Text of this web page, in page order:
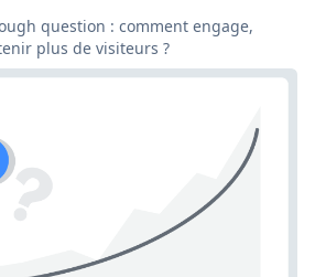
question : comment engage,
plus de visiteurs ?